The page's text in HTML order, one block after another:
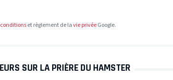
conditionset règlement de lavie privéeGoogle.
SUR LA PRIÈRE DU HAMSTER